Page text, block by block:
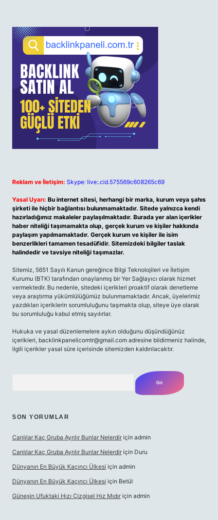
Reklam ve İletişim: Skype: live:.cid.575569c608265c69
Yasal Uyarı: Bu internet sitesi, herhangi bir marka, kurum veya şahıs
şirketi ile hiçbir bağlantısı bulunmamaktadır. Sitede yalnızca kendi
hazırladığımız makaleler paylaşılmaktadır. Burada yer alan içerikler
haber niteliği taşımamakta olup, gerçek kurum ve kişiler hakkında
paylaşım yapılmamaktadır. Gerçek kurum ve kişiler ile isim
benzerlikleri tamamen tesadüfidir. Sitemizdeki bilgiler taslak
halindedir ve tavsiye niteliği taşımazlar.
Sitemiz, 5651 Sayılı Kanun gereğince Bilgi Teknolojileri ve İletişim
Kurumu (BTK) tarafından onaylanmış bir Yer Sağlayıcı olarak hizmet
vermektedir. Bu nedenle, sitedeki içerikleri proaktif olarak denetleme
veya araştırma yükümlülüğümüz bulunmamaktadır. Ancak, üyelerimiz
yazdıkları içeriklerin sorumluluğunu taşımakta olup, siteye üye olarak
bu sorumluluğu kabul etmiş sayılırlar.
Hukuka ve yasal düzenlemelere aykırı olduğunu düşündüğünüz
içerikleri, backlinkpanelicomtr@gmail.com adresine bildirmeniz halinde,
ilgili içerikler yasal süre içerisinde sitemizden kaldırılacaktır.
SON YORUMLAR
Canlılar Kaç Gruba Ayrılır Bunlar Nelerdir için admin
Canlılar Kaç Gruba Ayrılır Bunlar Nelerdir için Duru
Dünyanın En Büyük Kaçıncı Ülkesi için admin
Dünyanın En Büyük Kaçıncı Ülkesi için Betül
Güneşin Ufuktaki Hızı Çizgisel Hız Mıdır için admin